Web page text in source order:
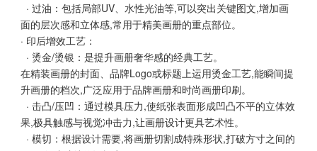
· 过油：包括局部UV、水性光油等,可以突出关键图文,增加画
面的层次感和立体感,常用于精美画册的重点部位。
· 印后增效工艺：
· 烫金/烫银：是提升画册奢华感的经典工艺。
在精装画册的封面、品牌Logo或标题上运用烫金工艺,能瞬间提
升画册的档次,广泛应用于品牌画册和时尚画册印刷。
· 击凸/压凹：通过模具压力,使纸张表面形成凹凸不平的立体效
果,极具触感与视觉冲击力,让画册设计更具艺术性。
· 模切：根据设计需要,将画册切割成特殊形状,打破方寸之间的